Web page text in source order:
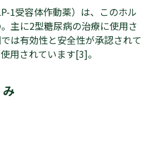
1受容体作動薬）は、このホル
主に2型糖尿病の治療に使用さ
は有効性と安全性が承認されて
用されています[3]。